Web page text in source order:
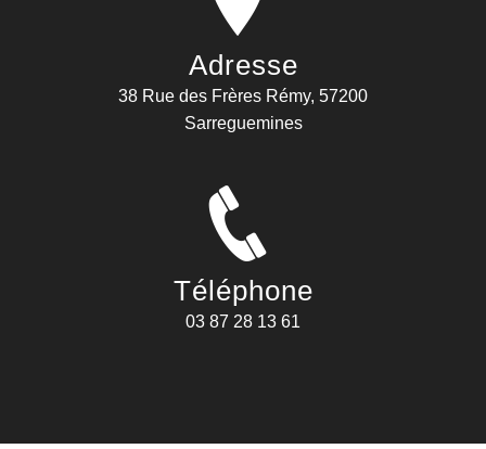
Adresse
38 Rue des Frères Rémy, 57200
Sarreguemines
Téléphone
03 87 28 13 61